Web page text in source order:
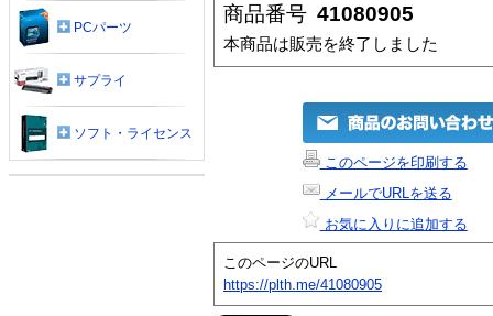
商品番号 41080905
本商品は販売を終了しました
このページを印刷する
メールでURLを送る
お気に入りに追加する
このページのURL
https://plth.me/41080905
PCパーツ
サプライ
ソフト・ライセンス